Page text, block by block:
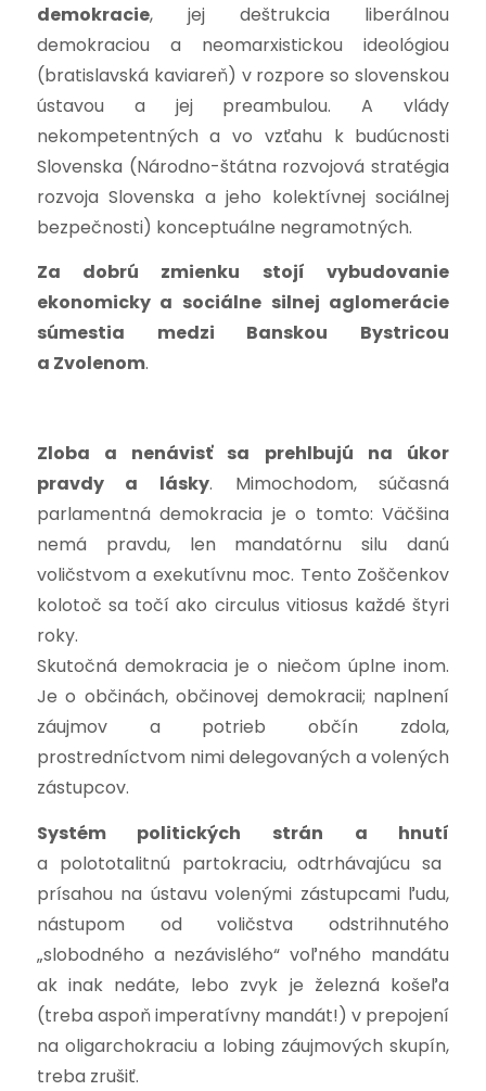
demokracie, jej deštrukcia liberálnou
demokraciou a neomarxistickou ideológiou
(bratislavská kaviareň) v rozpore so slovenskou
ústavou a jej preambulou. A vlády
nekompetentných a vo vzťahu k budúcnosti
Slovenska (Národno-štátna rozvojová stratégia
rozvoja Slovenska a jeho kolektívnej sociálnej
bezpečnosti) konceptuálne negramotných.
Za dobrú zmienku stojí vybudovanie
ekonomicky a sociálne silnej aglomerácie
súmestia medzi Banskou Bystricou
a Zvolenom.
Zloba a nenávisť sa prehlbujú na úkor
pravdy a lásky. Mimochodom, súčasná
parlamentná demokracia je o tomto: Väčšina
nemá pravdu, len mandatórnu silu danú
voličstvom a exekutívnu moc. Tento Zoščenkov
kolotoč sa točí ako circulus vitiosus každé štyri
roky.
Skutočná demokracia je o niečom úplne inom.
Je o občinách, občinovej demokracii; naplnení
záujmov a potrieb občín zdola,
prostredníctvom nimi delegovaných a volených
zástupcov.
Systém politických strán a hnutí
a polototalitnú partokraciu, odtrhávajúcu sa
prísahou na ústavu volenými zástupcami ľudu,
nástupom od voličstva odstrihnutého
„slobodného a nezávislého“ voľného mandátu
ak inak nedáte, lebo zvyk je železná košeľa
(treba aspoň imperatívny mandát!) v prepojení
na oligarchokraciu a lobing záujmových skupín,
treba zrušiť.